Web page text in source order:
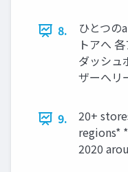
8.
ひとつの
トアへ
ダッシュ
ザーへリ
9.
20+
regions*
2020